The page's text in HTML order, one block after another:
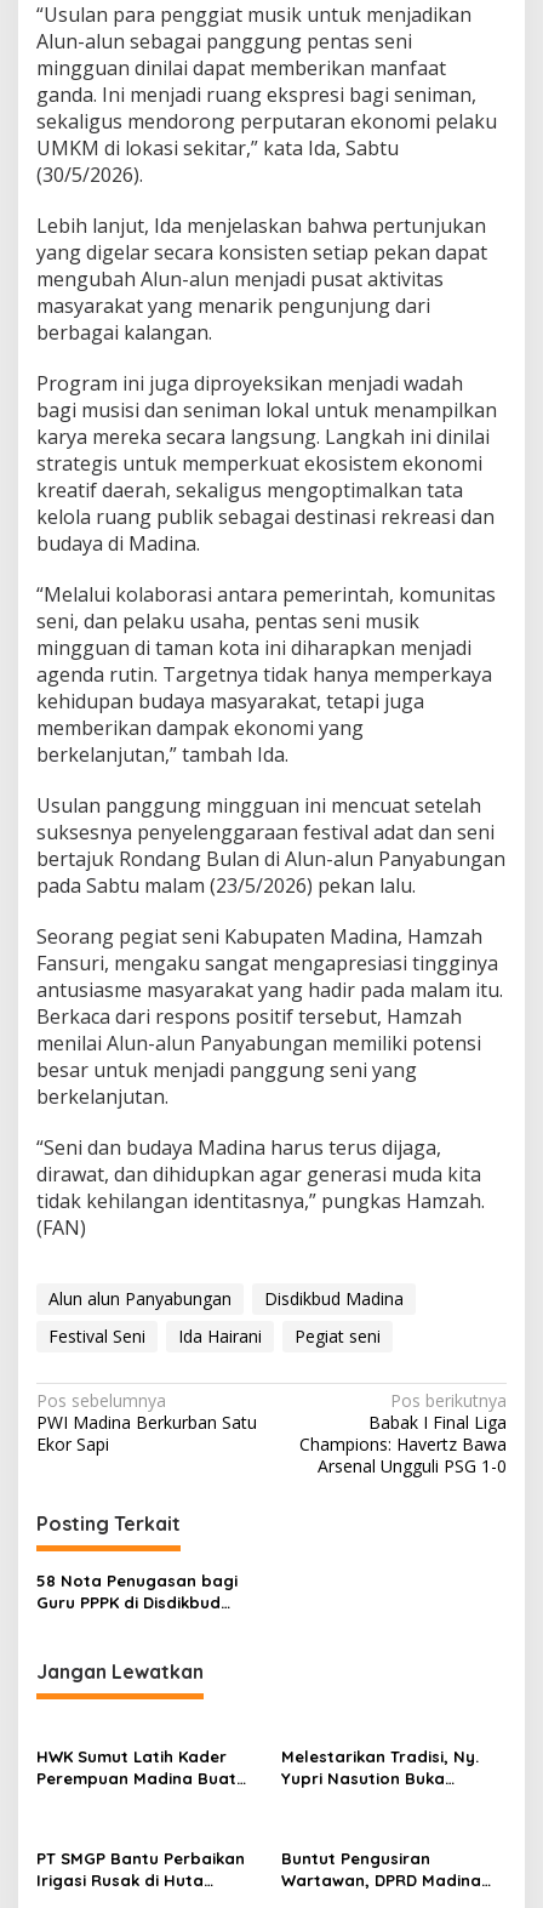
“Usulan para penggiat musik untuk menjadikan
Alun-alun sebagai panggung pentas seni
mingguan dinilai dapat memberikan manfaat
ganda. Ini menjadi ruang ekspresi bagi seniman,
sekaligus mendorong perputaran ekonomi pelaku
UMKM di lokasi sekitar,” kata Ida, Sabtu
(30/5/2026).
Lebih lanjut, Ida menjelaskan bahwa pertunjukan
yang digelar secara konsisten setiap pekan dapat
mengubah Alun-alun menjadi pusat aktivitas
masyarakat yang menarik pengunjung dari
berbagai kalangan.
Program ini juga diproyeksikan menjadi wadah
bagi musisi dan seniman lokal untuk menampilkan
karya mereka secara langsung. Langkah ini dinilai
strategis untuk memperkuat ekosistem ekonomi
kreatif daerah, sekaligus mengoptimalkan tata
kelola ruang publik sebagai destinasi rekreasi dan
budaya di Madina.
“Melalui kolaborasi antara pemerintah, komunitas
seni, dan pelaku usaha, pentas seni musik
mingguan di taman kota ini diharapkan menjadi
agenda rutin. Targetnya tidak hanya memperkaya
kehidupan budaya masyarakat, tetapi juga
memberikan dampak ekonomi yang
berkelanjutan,” tambah Ida.
Usulan panggung mingguan ini mencuat setelah
suksesnya penyelenggaraan festival adat dan seni
bertajuk Rondang Bulan di Alun-alun Panyabungan
pada Sabtu malam (23/5/2026) pekan lalu.
Seorang pegiat seni Kabupaten Madina, Hamzah
Fansuri, mengaku sangat mengapresiasi tingginya
antusiasme masyarakat yang hadir pada malam itu.
Berkaca dari respons positif tersebut, Hamzah
menilai Alun-alun Panyabungan memiliki potensi
besar untuk menjadi panggung seni yang
berkelanjutan.
“Seni dan budaya Madina harus terus dijaga,
dirawat, dan dihidupkan agar generasi muda kita
tidak kehilangan identitasnya,” pungkas Hamzah.
(FAN)
Alun alun Panyabungan
Disdikbud Madina
Festival Seni
Ida Hairani Pegiat seni
Navigasi
pos
Pos sebelumnya
PWI Madina Berkurban Satu
Ekor Sapi
Pos berikutnya
Babak I Final Liga
Champions: Havertz Bawa
Arsenal Ungguli PSG 1-0
Posting Terkait
58 Nota Penugasan bagi
Guru PPPK di Disdikbud
Jangan Lewatkan
HWK Sumut Latih Kader
Perempuan Madina Buat
Melestarikan Tradisi, Ny.
Yupri Nasution Buka
PT SMGP Bantu Perbaikan
Irigasi Rusak di Huta
Buntut Pengusiran
Wartawan, DPRD Madina